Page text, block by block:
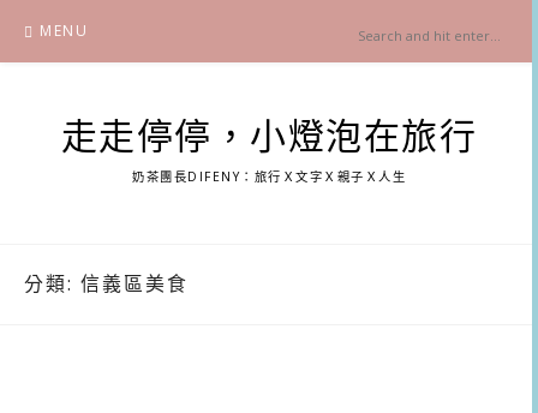
content
MENU
走走停停，小燈泡在旅行
奶茶團長DIFENY：旅行Ｘ文字Ｘ親子Ｘ人生
分類: 信義區美食